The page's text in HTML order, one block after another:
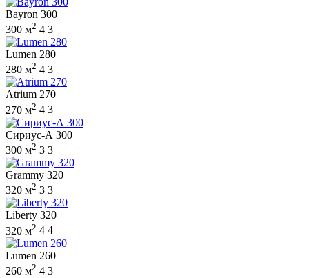
Bayron 300
300 м2 4 3
Lumen 280
280 м2 4 3
Atrium 270
270 м2 4 3
Сириус-А 300
300 м2 3 3
Grammy 320
320 м2 3 3
Liberty 320
320 м2 4 4
Lumen 260
260 м2 4 3